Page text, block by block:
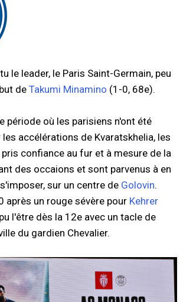
le leader, le Paris Saint-Germain, peu
de Takumi Minamino (1-0, 68e).
période où les parisiens n'ont été
les accélérations de Kvaratskhelia, les
confiance au fur et à mesure de la
des occaions et sont parvenus à en
sur un centre de Golovin.
après un rouge sévère pour Kehrer
l'être dès la 12e avec un tacle de
du gardien Chevalier.